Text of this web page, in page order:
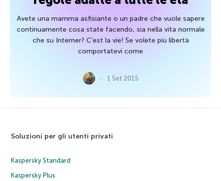
Avete una mamma asfisiante o un padre che vuole sapere
continuamente cosa state facendo, sia nella vita normale
che su Interner? C’est la vie! Se volete più libertà
comportatevi come
1 Set 2015
Soluzioni per gli utenti privati
Kaspersky Standard
Kaspersky Plus